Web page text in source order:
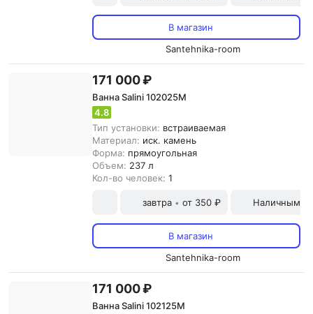
В магазин
Santehnika-room
171 000 ₽
Ванна Salini 102025M
4.8
Тип установки: встраиваемая
Материал: иск. камень
Форма: прямоугольная
Объем: 237 л
Кол-во человек: 1
завтра • от 350 ₽ Наличными
В магазин
Santehnika-room
171 000 ₽
Ванна Salini 102125M